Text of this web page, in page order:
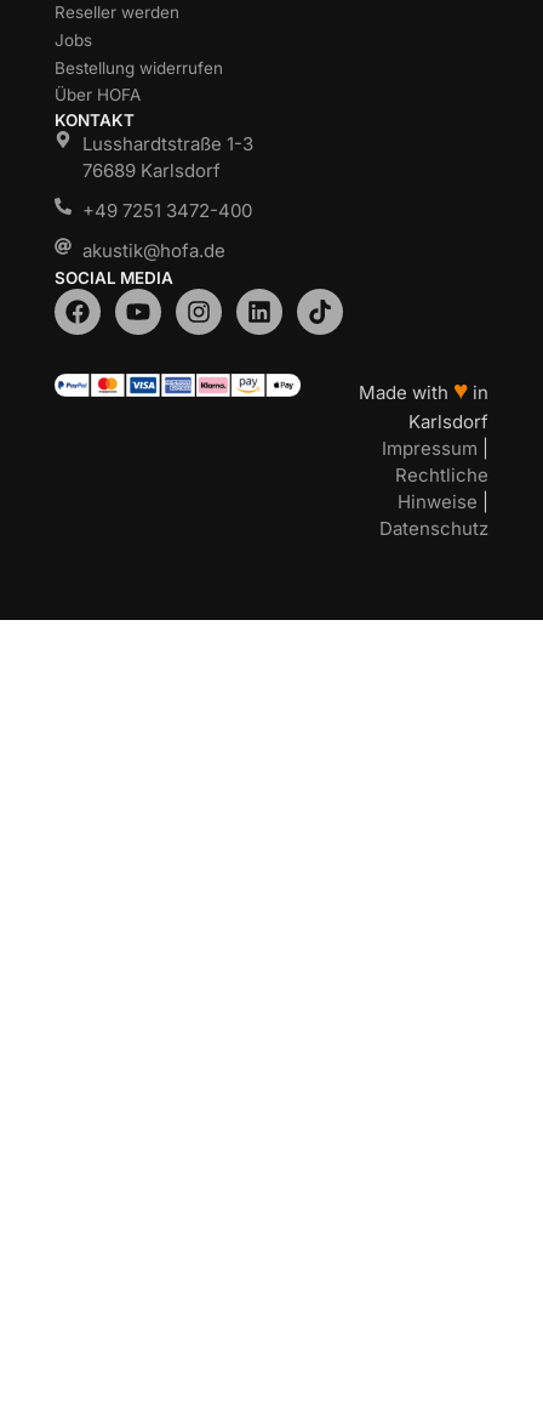
Reseller werden
Jobs
Bestellung widerrufen
Über HOFA
KONTAKT
Lusshardtstraße 1-3
76689 Karlsdorf
+49 7251 3472-400
akustik@hofa.de
SOCIAL MEDIA
Made with ♥ in
Karlsdorf
Impressum
Rechtliche
Hinweise
Datenschutz